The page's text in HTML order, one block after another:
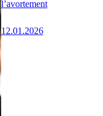
l’avortement
12.01.2026